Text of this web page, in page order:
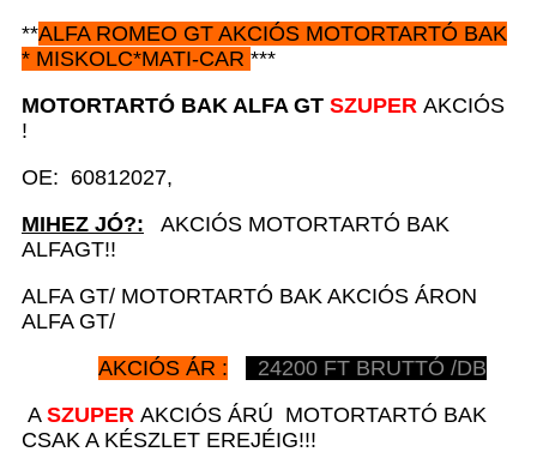
**ALFA ROMEO GT AKCIÓS MOTORTARTÓ BAK
* MISKOLC*MATI-CAR ***
MOTORTARTÓ BAK ALFA GT SZUPER AKCIÓS
!
OE: 60812027,
MIHEZ JÓ?: AKCIÓS MOTORTARTÓ BAK
ALFAGT!!
ALFA GT/ MOTORTARTÓ BAK AKCIÓS ÁRON
ALFA GT/
AKCIÓS ÁR :
24200 FT BRUTTÓ /DB
A SZUPER AKCIÓS ÁRÚ MOTORTARTÓ BAK
CSAK A KÉSZLET EREJÉIG!!!